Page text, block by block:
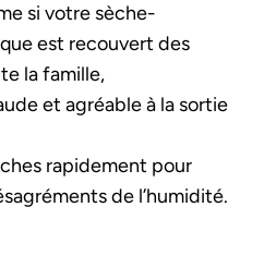
si votre sèche-
est recouvert des
la famille,
et agréable à la sortie
rapidement pour
de l’humidité.